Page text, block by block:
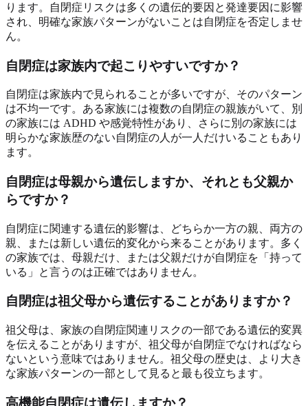
ります。自閉症リスクは多くの遺伝的要因と発達要因に影響
され、明確な家族パターンがないことは自閉症を否定しませ
ん。
自閉症は家族内で起こりやすいですか？
自閉症は家族内で見られることが多いですが、そのパターン
は不均一です。ある家族には複数の自閉症の親族がいて、別
の家族には ADHD や感覚特性があり、さらに別の家族には
明らかな家族歴のない自閉症の人が一人だけいることもあり
ます。
自閉症は母親から遺伝しますか、それとも父親か
らですか？
自閉症に関連する遺伝的影響は、どちらか一方の親、両方の
親、または新しい遺伝的変化から来ることがあります。多く
の家族では、母親だけ、または父親だけが自閉症を「持って
いる」と言うのは正確ではありません。
自閉症は祖父母から遺伝することがありますか？
祖父母は、家族の自閉症関連リスクの一部である遺伝的変異
を伝えることがありますが、祖父母が自閉症でなければなら
ないという意味ではありません。祖父母の歴史は、より大き
な家族パターンの一部として見ると最も役立ちます。
高機能自閉症は遺伝しますか？